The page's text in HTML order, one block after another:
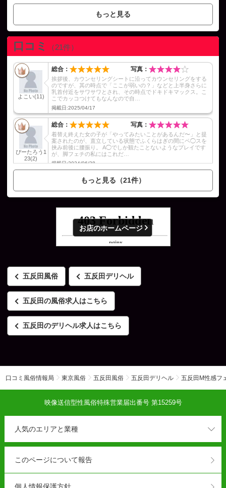
100分
49,000円
●女装コース
女の子への変身願望が叶えられるコースです。衣装や下着、化
粧等はお店に御座います。
60分
20,000円
90分
28,000円
120分
150分
44,000円
●レズビアン性感コース(女性のお客様限定)
女性同士で性感やレズビアンプレイを楽しむコースです。
70分
19,000円
25,000円
120分
31,000円
新人女性をベテラン痴女が研修するためのコースです。
本コースは基本的にフリーでのご案内になり、オールヌードは
含まれません。
80分
100分
33,000円
●お試しアナル50
50分
※五反田駅周辺エリア限定
延長30分
8,000円
入会金
3,000円
指名料
1,000円
特別指名料
（プラチナ）
もっと見る
口コミ （21件）
よこい(11)
総合： 写真：
挨拶後、カウンセリングシートに沿ってカウンセリングをする
のですが、其の時点で「ここが弱いの？」などと上半身さらに
乳首付近をサワサワとされ、その時点でドキドキマックス。こ
こでカッコつけてもなんなので自…
掲載日:2025/04/17
ぴーたろう1
23(2)
総合： 写真：
着替え終えた女の子が「やってみたいことがあるんだ〜」と提
案されたのが、直立している状態でふくらはぎの間にペ◯スを
挟み前後に腰振り。 A◯でしか観たことないようなプレイです
が、脚フェチの私にはこれだ…
掲載日:2024/06/28
もっと見る（21件）
お店のホームページ
五反田風俗 五反田デリヘル
五反田の風俗求人はこちら
五反田のデリヘル求人はこちら
口コミ風俗情報局 東京風俗 五反田風俗 五反田デリヘル 五反田M性感フ
映像送信型性風俗特殊営業届出番号 第15259号
人気のエリアと業種
このページについて報告
個人情報保護方針